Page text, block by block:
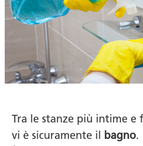
Tra le stanze più intime e
vi è sicuramente il bagno.